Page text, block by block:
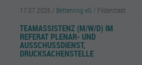
17.07.2026 / Bettenring eG / Filderstadt
TEAMASSISTENZ (M/W/D) IM
REFERAT PLENAR- UND
AUSSCHUSSDIENST,
DRUCKSACHENSTELLE